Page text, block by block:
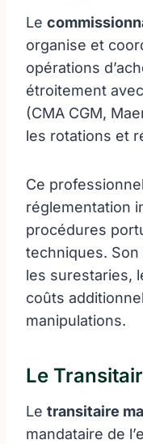
Le
organise et
opérations
étroitement
(CMA CGM,
les rotations et
Ce
réglementation
procédures
techniques.
les surestaries,
coûts
manipulations.
Le
Le transitaire
mandataire de